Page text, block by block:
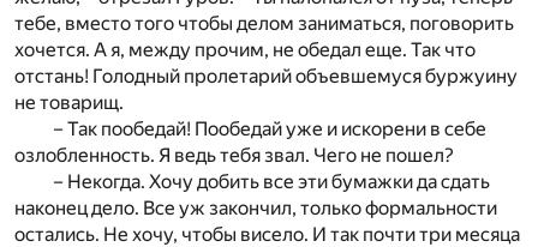
тебе, вместо того чтобы делом заниматься, поговорить
хочется. А я, между прочим, не обедал еще. Так что
отстань! Голодный пролетарий объевшемуся буржуину
не товарищ.
– Так пообедай! Пообедай уже и искорени в себе
озлобленность. Я ведь тебя звал. Чего не пошел?
– Некогда. Хочу добить все эти бумажки да сдать
наконец дело. Все уж закончил, только формальности
остались. Не хочу, чтобы висело. И так почти три месяца